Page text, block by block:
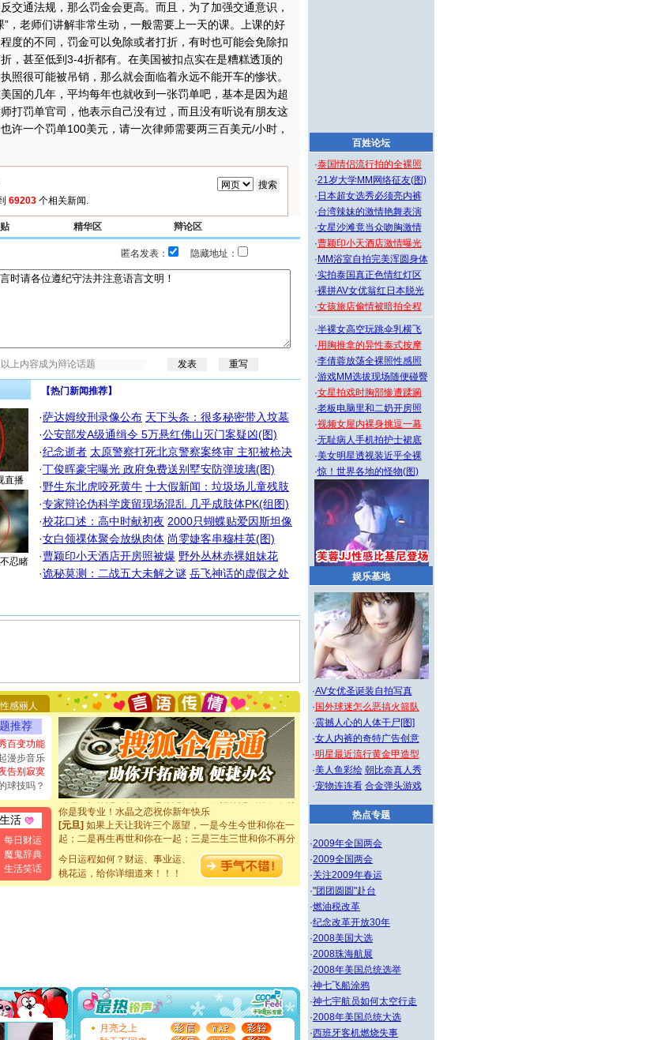
交通法规，那么罚金会更高。而且，为了加强交通意识，
”，老师们讲解非常生动，一般需要上一天的课。上课的好
度的不同，罚金可以免除或者打折，有时也可能会免除扣
，甚至低到3-4折都有。在美国被扣点实在是糟糕透顶的
照很可能被吊销，那么就会面临着永远不能开车的惨状。
国的几年，平均每年也就收到一张罚单吧，基本是因为超
打罚单官司，他表示自己没有过，而且没有听说有朋友这
许一个罚单100美元，请一次律师需要两三百美元/小时，
69203 个相关新闻.
精华区 辩论区
匿名发表： 隐藏地址：
直播
忍睹
【热门新闻推荐】
·萨达姆绞刑录像公布 天下头条：很多秘密带入坟墓
·公安部发A级通缉令 5万悬红佛山灭门案疑凶(图)
·纪念逝者 太原警察打死北京警察案终审 主犯被枪决
·丁俊晖豪宅曝光 政府免费送别墅安防弹玻璃(图)
·野生东北虎咬死黄牛 十大假新闻：垃圾场儿童残肢
·专家辩论伪科学废留现场混乱 几乎成肢体PK(组图)
·校花口述：高中时献初夜 2000只蝴蝶贴爱因斯坦像
·女白领祼体聚会放纵肉体 尚雯婕客串穆桂英(图)
·曹颖印小天酒店开房照被爆 野外丛林赤裸姐妹花
·诡秘莫测：二战五大未解之谜 岳飞神话的虚假之处
性感丽人
推荐
百变功能
漫步音乐
告别寂寞
球技吗？
活
每日财运
魔鬼辞典
生活笑话
你太多，只有给你五千万：千万快乐！千万要健康！千万
要平安！千万要知足！千万不要忘记我！
[圣诞节]不只这样的日子才会想起你,而是这样的日子才
能正大光明地骚扰你,告诉你,圣诞要快乐!新年要快乐!天天
都要快乐噢!
[圣诞节]奉上一颗祝福的心,在这个特别的日子里,愿幸福,
如意,快乐,鲜花,一切美好的祝愿与你同在.圣诞快乐!
[元旦]看到你我会触电；看不到你我要充电；没有你我会
断电。爱你是我职业，想你是我事业，抱你是我特长，吻
你是我专业！水晶之恋祝你新年快乐
[元旦]如果上天让我许三个愿望，一是今生今世和你在一
起；二是再生再世和你在一起；三是三生三世和你不再分
离。水晶之恋祝你新年快乐
[元旦]当我狠下心扭头离去那一刻，你在我身后无助地哭
泣，这痛楚让我明白我多么爱你。我转身抱住你：这猪不
卖了。水晶之恋祝你新年快乐。
你太多，只有给你五千万：千万快乐！千万要健康！千万
要平安！千万要知足！千万不要忘记我！
[圣诞节]不只这样的日子才会想起你,而是这样的日子才
能正大光明地骚扰你,告诉你,圣诞要快乐!新年要快乐!天天
今日运程如何？财运、事业运、
桃花运，给你详细道来！！！
月亮之上
百姓论坛
·泰国情侣流行拍的全裸照
·21岁大学MM网络征友(图)
· 日本超女选秀必须亮内裤
·台湾辣妹的激情艳舞表演
·女星沙滩竟当众吻胸激情
·曹颖印小天酒店激情曝光
· MM浴室自拍完美浑圆身体
·实拍泰国真正色情红灯区
·裸拼AV女优翁红日本脱光
·女孩旅店偷情被暗拍全程
·半裸女高空玩跳伞乳横飞
·用胸推拿的异性泰式按摩
·李倩蓉放荡全裸照性感照
·游戏MM选拔现场随便碰臀
·女星拍戏时胸部惨遭蹂躏
·老板电脑里和二奶开房照
·视频女屋内裸身挑逗一幕
·无耻病人手机拍护士裙底
·美女明星透视装近乎全裸
·惊！世界各地的怪物(图)
娱乐基地
·AV女优圣诞装自拍写真
· 国外球迷怎么恶搞火箭队
·震撼人心的人体干尸[图]
·女人内裤的奇特广告创意
·明星最近流行黄金甲造型
·美人鱼彩绘 朝比奈真人秀
·宠物连连看 合金弹头游戏
热点专题
·2009年全国两会
·2009全国两会
·关注2009年春运
·"团团圆圆"赴台
·燃油税改革
·纪念改革开放30年
·2008美国大选
·2008珠海航展
·2008年美国总统选举
·神七飞船涂鸦
·神七宇航员如何太空行走
·2008年美国总统大选
·西班牙客机燃烧失事